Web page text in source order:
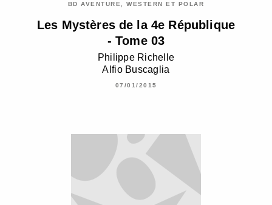
BD AVENTURE, WESTERN ET POLAR
Les Mystères de la 4e République
- Tome 03
Philippe Richelle
Alfio Buscaglia
07/01/2015